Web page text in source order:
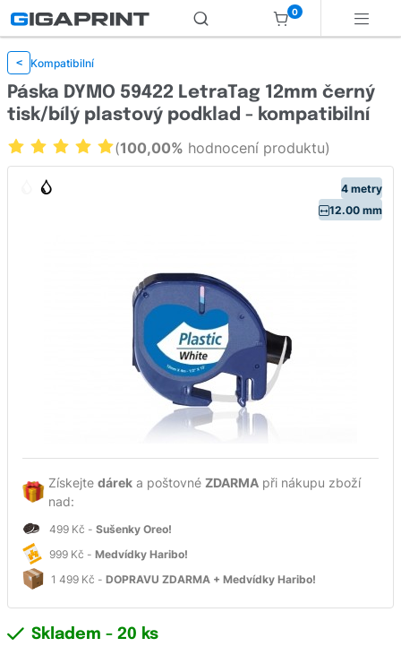
0
< Kompatibilní
4 metry
12.00 mm
Získejte dárek a poštovné ZDARMA při nákupu zboží
nad:
499 Kč - Sušenky Oreo!
999 Kč - Medvídky Haribo!
1 499 Kč - DOPRAVU ZDARMA + Medvídky Haribo!
Páska DYMO 59422 LetraTag 12mm černý
tisk/bílý plastový podklad - kompatibilní
(100,00% hodnocení produktu)
Skladem - 20 ks